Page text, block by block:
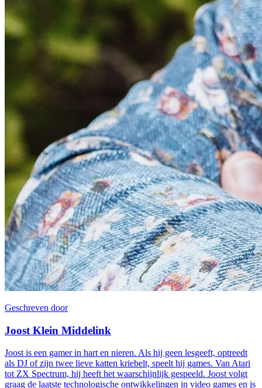
Geschreven door
Joost Klein Middelink
Joost is een gamer in hart en nieren. Als hij geen lesgeeft, optreedt
als DJ of zijn twee lieve katten kriebelt, speelt hij games. Van Atari
tot ZX Spectrum, hij heeft het waarschijnlijk gespeeld. Joost volgt
graag de laatste technologische ontwikkelingen in video games en is